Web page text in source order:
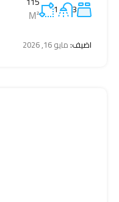
3
1
M²
اضيف:مايو 16, 2026